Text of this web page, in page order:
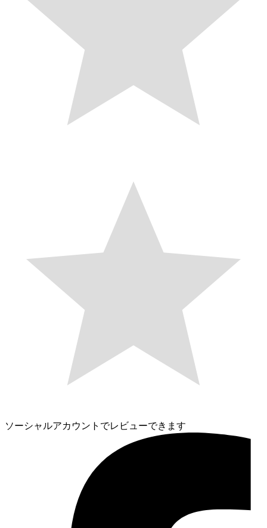
ソーシャルアカウントでレビューできます